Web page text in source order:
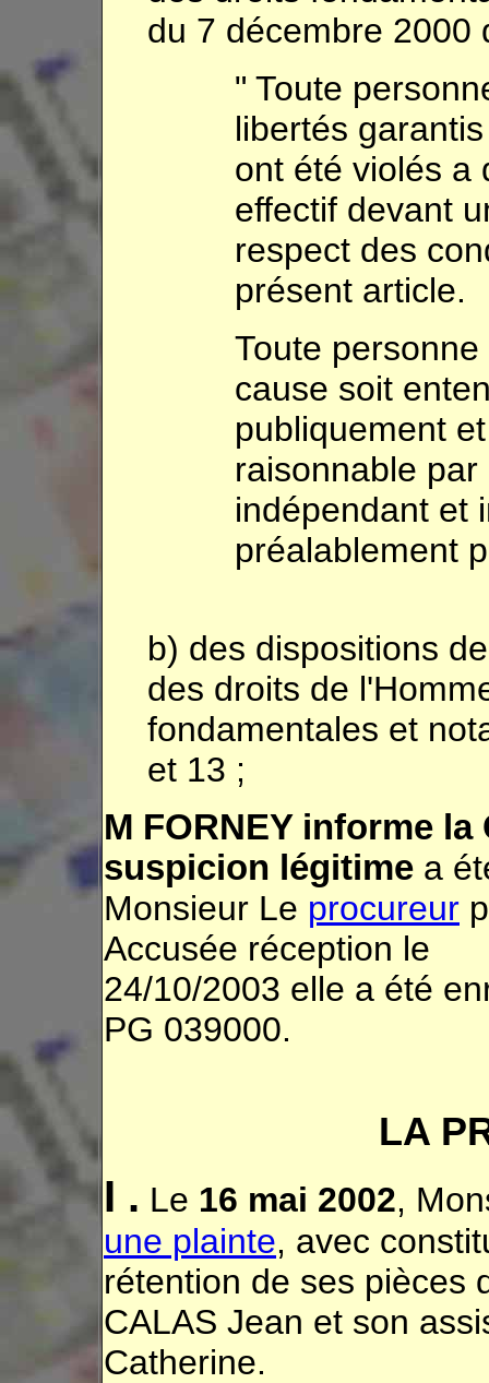
du 7 décembre 2000
" Toute
libertés
ont été violés a
effectif devant
respect des
présent article.
Toute
cause soit
publiquement
raisonnable
indépendant et
préalablement
b) des dispositions
des droits de
fondamentales et
et 13 ;
M FORNEY informe
suspicion légitime a
Monsieur Le procureur
Accusée réception le
24/10/2003 elle a été
PG 039000.
LA
I . Le 16 mai 2002,
une plainte, avec
rétention de ses pièces
CALAS Jean et son
Catherine.